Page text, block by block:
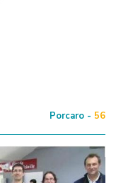
Porcaro - 56